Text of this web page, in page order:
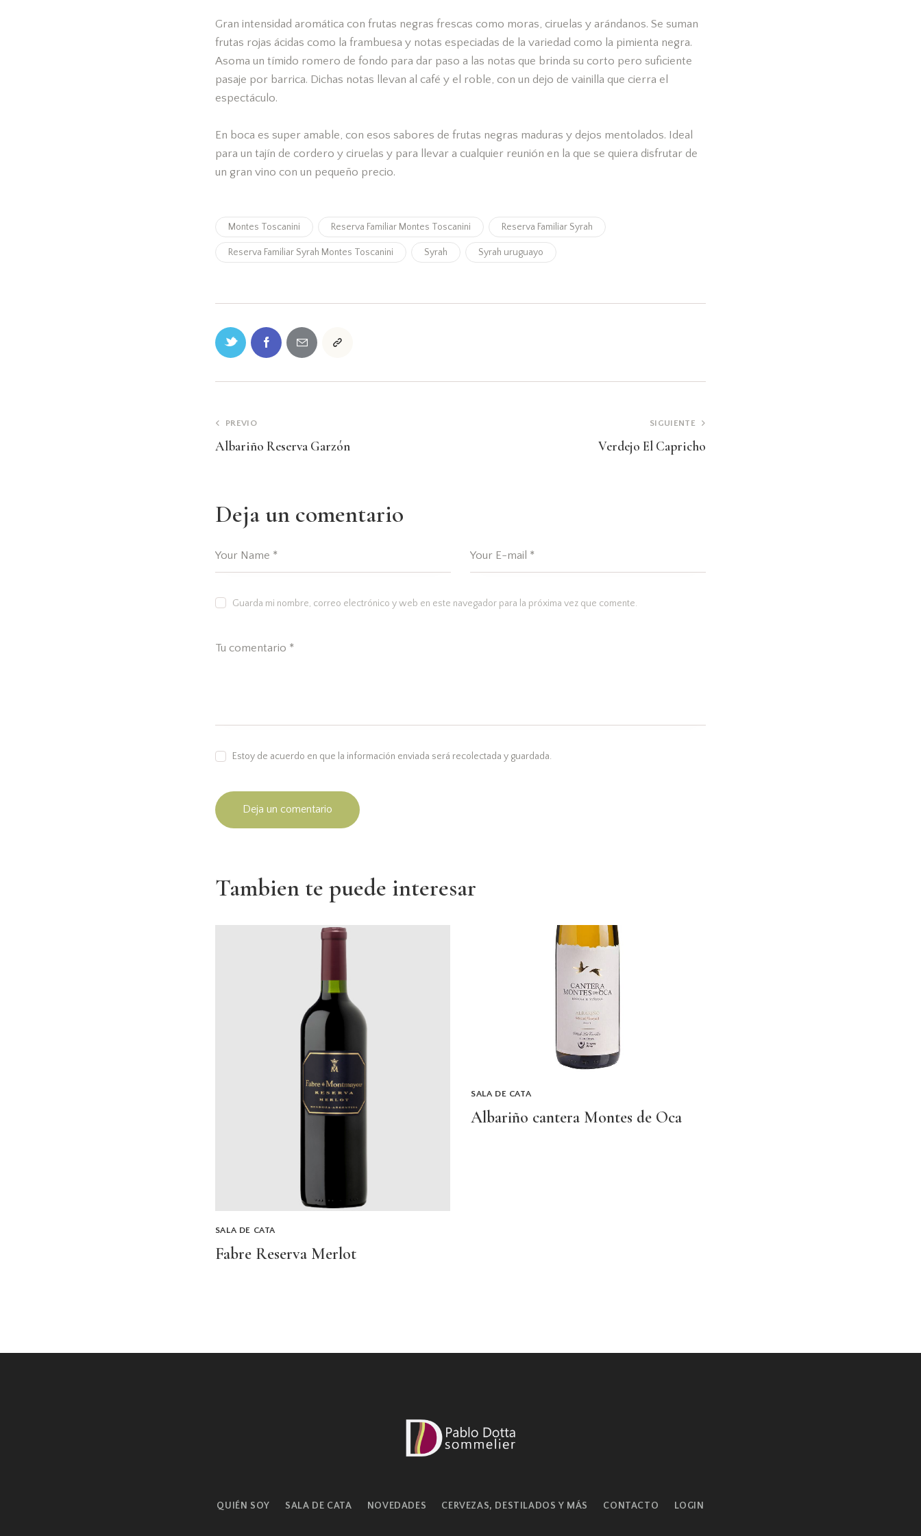
Gran intensidad aromática con frutas negras frescas como moras, ciruelas y arándanos. Se suman
frutas rojas ácidas como la frambuesa y notas especiadas de la variedad como la pimienta negra.
Asoma un tímido romero de fondo para dar paso a las notas que brinda su corto pero suficiente
pasaje por barrica. Dichas notas llevan al café y el roble, con un dejo de vainilla que cierra el
espectáculo.
En boca es super amable, con esos sabores de frutas negras maduras y dejos mentolados. Ideal
para un tajín de cordero y ciruelas y para llevar a cualquier reunión en la que se quiera disfrutar de
un gran vino con un pequeño precio.
Montes Toscanini Reserva Familiar Montes Toscanini Reserva Familiar Syrah
Reserva Familiar Syrah Montes Toscanini Syrah Syrah uruguayo
PREVIO
Albariño Reserva Garzón
SIGUIENTE
Verdejo El Capricho
Deja un comentario
Guarda mi nombre, correo electrónico y web en este navegador para la próxima vez que comente.
Estoy de acuerdo en que la información enviada será recolectada y guardada.
Tambien te puede interesar
SALA DE CATA
Fabre Reserva Merlot
SALA DE CATA
Albariño cantera Montes de Oca
QUIÉN SOY SALA DE CATA NOVEDADES CERVEZAS, DESTILADOS Y MÁS CONTACTO LOGIN